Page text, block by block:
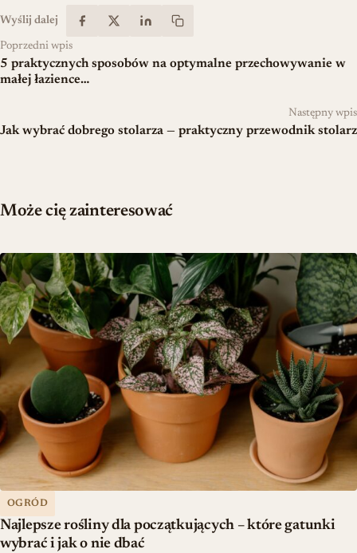
Wyślij dalej
Poprzedni wpis
5 praktycznych sposobów na optymalne przechowywanie w
małej łazience…
Następny wpis
Jak wybrać dobrego stolarza — praktyczny przewodnik stolarz
Może cię zainteresować
OGRÓD
Najlepsze rośliny dla początkujących – które gatunki
wybrać i jak o nie dbać
Najlepsze rośliny dla początkujących – które gatunki wybrać i jak